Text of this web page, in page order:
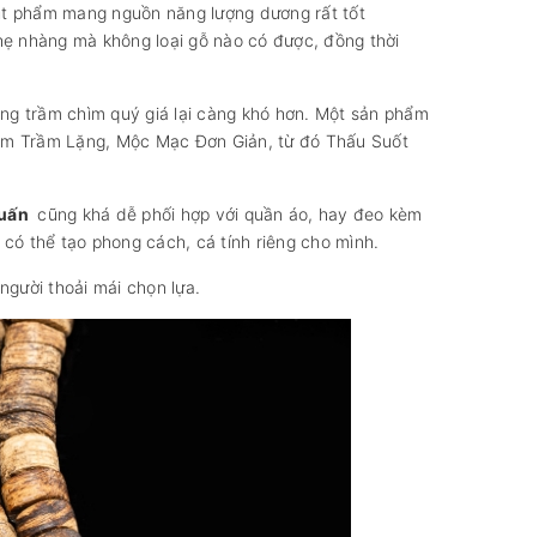
mang nguồn năng lượng dương rất tốt
nhàng mà không loại gỗ nào có được, đồng thời
trầm chìm quý giá lại càng khó hơn. Một sản phẩm
Trầm Lặng, Mộc Mạc Đơn Giản, từ đó Thấu Suốt
cũng khá dễ phối hợp với quần áo, hay đeo kèm
thể tạo phong cách, cá tính riêng cho mình.
thoải mái chọn lựa.